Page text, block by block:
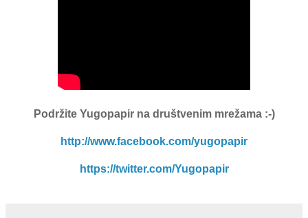
Podržite Yugopapirna društvenim mrežama :-)
http://www.facebook.com/yugopapir
https://twitter.com/Yugopapir